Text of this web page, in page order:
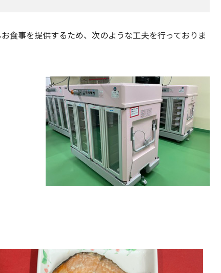
食事を提供するため、次のような工夫を行っておりま